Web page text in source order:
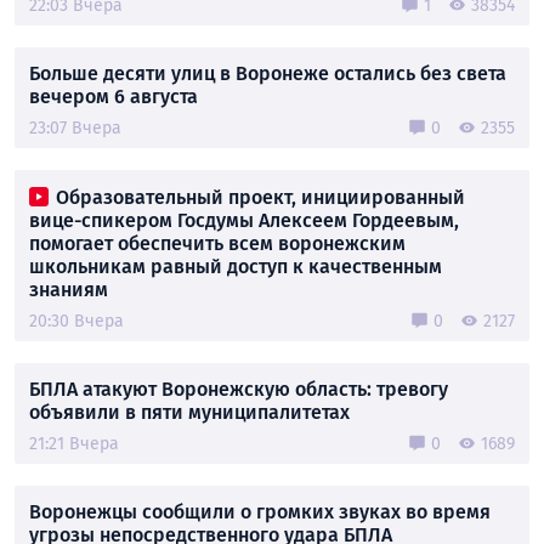
22:03 Вчера 1 38354
Больше десяти улиц в Воронеже остались без света
вечером 6 августа
23:07 Вчера 0 2355
Образовательный проект, инициированный
вице-спикером Госдумы Алексеем Гордеевым,
помогает обеспечить всем воронежским
школьникам равный доступ к качественным
знаниям
20:30 Вчера 0 2127
БПЛА атакуют Воронежскую область: тревогу
объявили в пяти муниципалитетах
21:21 Вчера 0 1689
Воронежцы сообщили о громких звуках во время
угрозы непосредственного удара БПЛА